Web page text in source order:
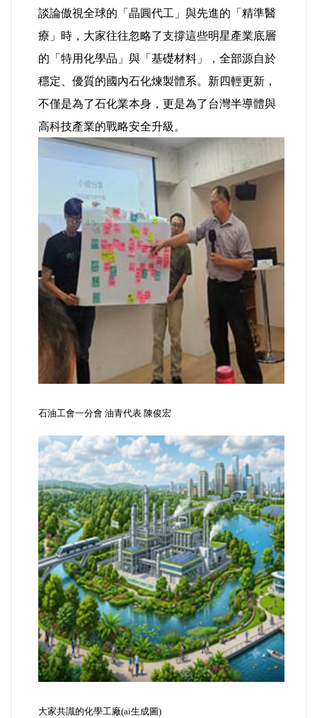
談論傲視全球的「晶圓代工」與先進的「精準醫
療」時，大家往往忽略了支撐這些明星產業底層
的「特用化學品」與「基礎材料」，全部源自於
穩定、優質的國內石化煉製體系。新四輕更新，
不僅是為了石化業本身，更是為了台灣半導體與
高科技產業的戰略安全升級。
石油工會一分會 油青代表 陳俊宏
大家共識的化學工廠(ai生成圖)